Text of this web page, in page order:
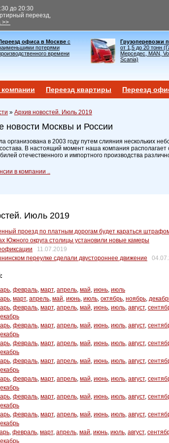
до 20:30
переезд,
>>
офиса в Москве с
потерями
времени
Грузоперевозки
от 1,5 до 20 тонн
Мерседес, MAN,
Scania)
компании Переезд квартиры Переезд
» Архив новостей. Июль 2019
новости Москвы и России
организована в 2003 году путем слияния нескольких
В настоящий момент наша компания располагает
отечественного и импортного производства
в компании ..
Июль 2019
проезд по платным дорогам будет караться
Южного округа столицы установили новые камеры
11.07.2019
переулке сделали двустороннее движение
, февраль, март, апрель, май, июнь, июль
, март, апрель, май, июнь, июль, октябрь, ноябрь,
, февраль, март, апрель, май, июнь, июль, август,
, февраль, март, апрель, май, июнь, июль, август,
, февраль, март, апрель, май, июнь, июль, август,
, февраль, март, апрель, май, июнь, июль, август,
, февраль, март, апрель, май, июнь, июль, август,
, февраль, март, апрель, май, июнь, июль, август,
, февраль, март, апрель, май, июнь, июль, август,
, февраль, март, апрель, май, июнь, июль, август,